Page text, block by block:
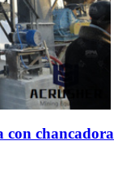
con chancadora